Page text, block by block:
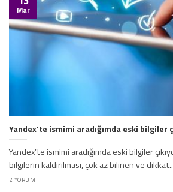
Yandex’te ismimi aradığımda eski bilgiler
Yandex’te ismimi aradığımda eski bilgiler
bilgilerin kaldırılması, çok az bilinen ve
2 YORUM
Mar